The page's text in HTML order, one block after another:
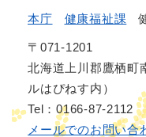
本庁 健康福祉課
〒071-1201
北海道上川郡鷹栖町
ルはぴねす内）
Tel：0166-87-2112
メールでのお問い合